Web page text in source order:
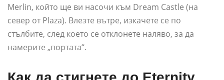
Merlin, който ще ви насочи към Dream Castle (на
север от Plaza). Влезте вътре, изкачете се по
стълбите, след което се отклонете наляво, за да
намерите „портата“.